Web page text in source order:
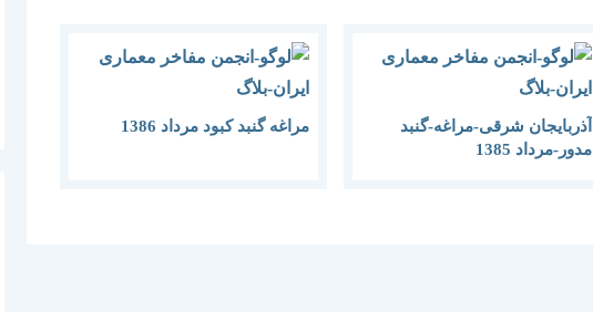
آذربایجان شرقی-مراغه-گنبد
مدور-مرداد 1385
مراغه گنبد کبود مرداد 1386